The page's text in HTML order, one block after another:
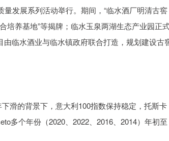
发展系列活动举行。期间，“临水酒厂明清古窖
培养基地”等揭牌；临水玉泉两湖生态产业园正
由临水酒业与临水镇政府联合打造，规划建设古
滑的背景下，意大利100指数保持稳定，托斯卡
多个年份（2020、2022、2016、2014）年初至